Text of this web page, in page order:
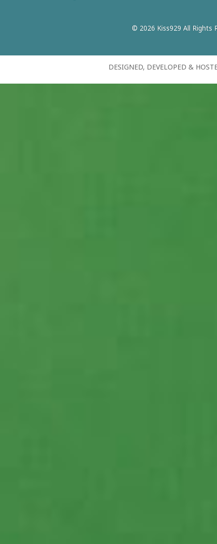
© 2026 Kiss929 All Rights
DESIGNED, DEVELOPED &